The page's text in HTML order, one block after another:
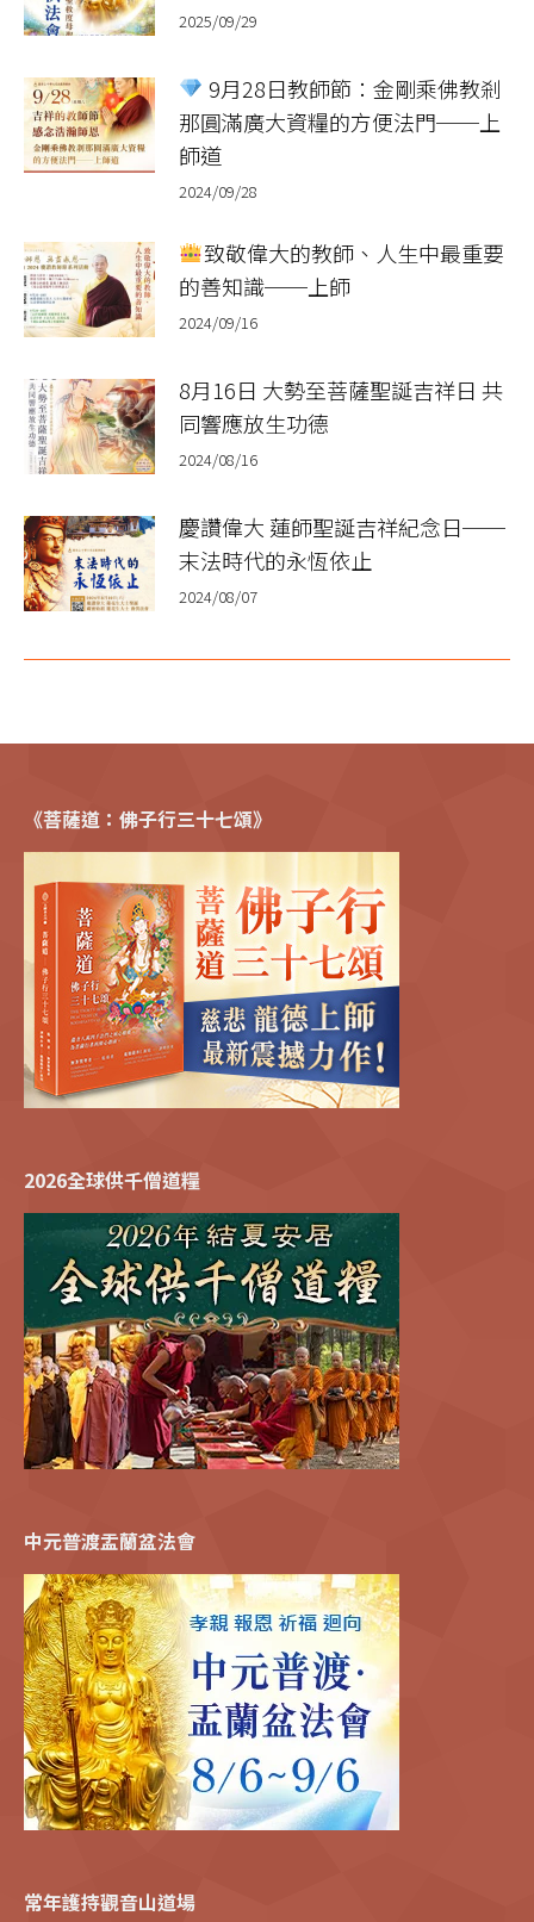
2025/09/29
9月28日教師節：金剛乘佛教剎
那圓滿廣大資糧的方便法門──上
師道
2024/09/28
致敬偉大的教師、人生中最重要
的善知識──上師
2024/09/16
8月16日 大勢至菩薩聖誕吉祥日 共
同響應放生功德
2024/08/16
慶讚偉大 蓮師聖誕吉祥紀念日──
末法時代的永恆依止
2024/08/07
《菩薩道：佛子行三十七頌》
2026全球供千僧道糧
中元普渡盂蘭盆法會
常年護持觀音山道場